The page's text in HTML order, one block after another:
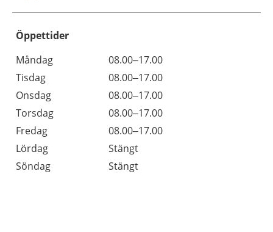
Öppettider
Dag
Öppettider
Kommentarer
Måndag
08.00–17.00
Tisdag
08.00–17.00
Onsdag
08.00–17.00
Torsdag
08.00–17.00
Fredag
08.00–17.00
Lördag
Stängt
Söndag
Stängt